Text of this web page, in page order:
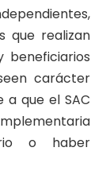
que realizan
beneficiarios
carácter
a que el SAC
o haber